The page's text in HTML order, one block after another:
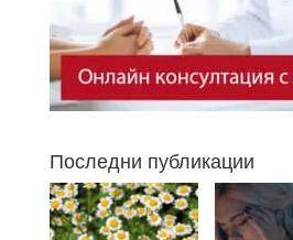
Последни публикации